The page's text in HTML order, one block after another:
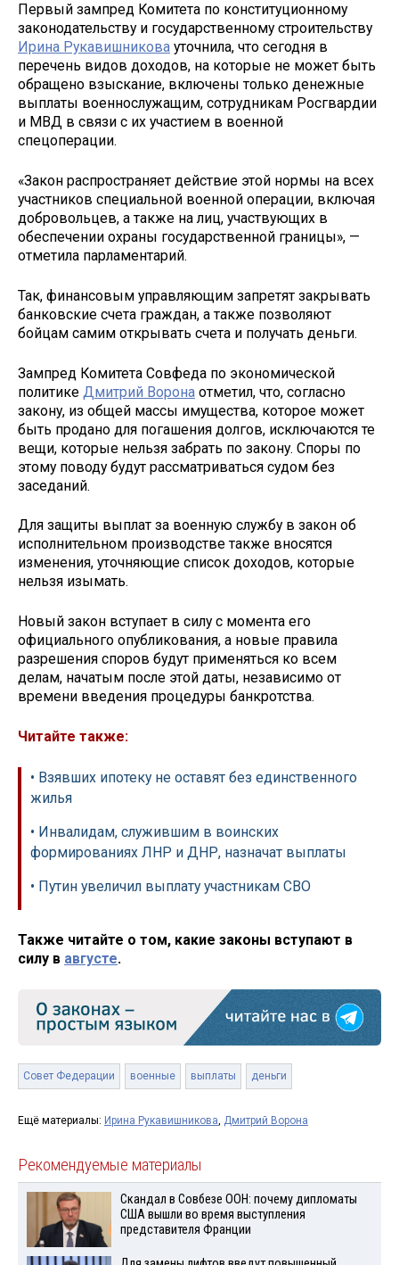
Первый зампред Комитета по конституционному
законодательству и государственному строительству
Ирина Рукавишникова уточнила, что сегодня в
перечень видов доходов, на которые не может быть
обращено взыскание, включены только денежные
выплаты военнослужащим, сотрудникам Росгвардии
и МВД в связи с их участием в военной
спецоперации.
«Закон распространяет действие этой нормы на всех
участников специальной военной операции, включая
добровольцев, а также на лиц, участвующих в
обеспечении охраны государственной границы», —
отметила парламентарий.
Так, финансовым управляющим запретят закрывать
банковские счета граждан, а также позволяют
бойцам самим открывать счета и получать деньги.
Зампред Комитета Совфеда по экономической
политике Дмитрий Ворона отметил, что, согласно
закону, из общей массы имущества, которое может
быть продано для погашения долгов, исключаются те
вещи, которые нельзя забрать по закону. Споры по
этому поводу будут рассматриваться судом без
заседаний.
Для защиты выплат за военную службу в закон об
исполнительном производстве также вносятся
изменения, уточняющие список доходов, которые
нельзя изымать.
Новый закон вступает в силу с момента его
официального опубликования, а новые правила
разрешения споров будут применяться ко всем
делам, начатым после этой даты, независимо от
времени введения процедуры банкротства.
Читайте также:
• Взявших ипотеку не оставят без единственного
жилья
• Инвалидам, служившим в воинских
формированиях ЛНР и ДНР, назначат выплаты
• Путин увеличил выплату участникам СВО
Также читайте о том, какие законы вступают в
силу в августе.
Совет Федерации военные выплаты деньги
Ещё материалы: Ирина Рукавишникова Дмитрий Ворона
Рекомендуемые материалы
Скандал в Совбезе ООН: почему дипломаты
США вышли во время выступления
представителя Франции